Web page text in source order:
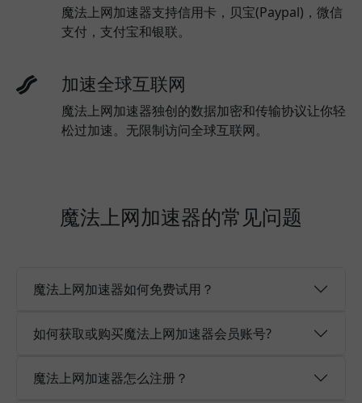
魔法上网加速器支持信用卡，贝宝(Paypal)，微信
支付，支付宝和银联。
加速全球互联网
魔法上网加速器独创的数据加密和传输协议让你轻
松过加速。无限制访问全球互联网。
魔法上网加速器的常见问题
魔法上网加速器如何免费试用？
如何获取或购买魔法上网加速器会员账号?
魔法上网加速器怎么注册？